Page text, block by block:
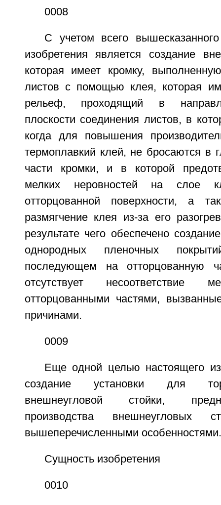
0008
С учетом всего
изобретения является создание
которая имеет кромку,
листов с помощью клея, которая
рельеф, проходящий в
плоскости соединения листов, в
когда для повышения
термоплавкий клей, не бросаются в
части кромки, и в которой
мелких неровностей на слое
отторцованной поверхности, а
размягчение клея из-за его
результате чего обеспечено
однородных пленочных
последующем на отторцованную
отсутствует несоответствие
отторцованными частями,
причинами.
0009
Еще одной целью настоящего
создание установки для
внешнеугловой стойки,
производства внешнеугловых
вышеперечисленными особенностями.
Сущность изобретения
0010